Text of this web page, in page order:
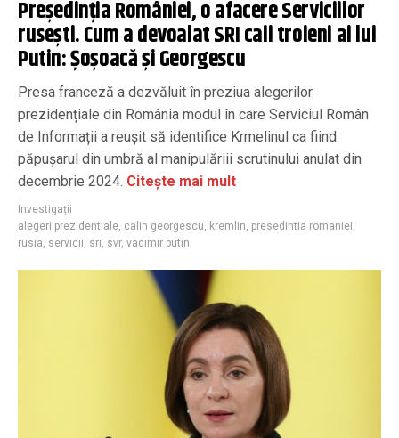
Președinția României, o afacere Serviciilor
rusești. Cum a devoalat SRI caii troieni ai lui
Putin: Șoșoacă și Georgescu
Presa franceză a dezvăluit în preziua alegerilor
prezidențiale din România modul în care Serviciul Român
de Informații a reușit să identifice Krmelinul ca fiind
păpușarul din umbră al manipulăriii scrutinului anulat din
decembrie 2024. Citește mai mult
Investigații
alegeri prezidentiale, calin georgescu, kremlin, presedintia romaniei,
rusia, servicii, sri, svr, vadimir putin